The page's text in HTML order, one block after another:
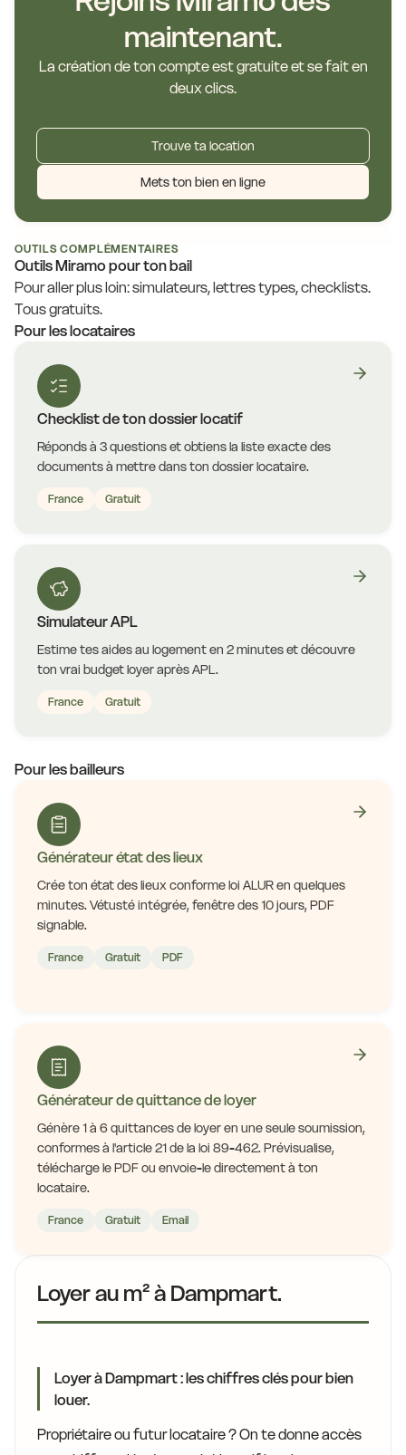
maintenant.
La création de ton compte est gratuite et se fait en
deux clics.
Trouve ta location
Mets ton bien en ligne
OUTILS COMPLÉMENTAIRES
Outils Miramo pour ton bail
Pour aller plus loin: simulateurs, lettres types, checklists.
Tous gratuits.
Pour les locataires
Checklist de ton dossier locatif
Réponds à 3 questions et obtiens la liste exacte des
documents à mettre dans ton dossier locataire.
France Gratuit
Simulateur APL
Estime tes aides au logement en 2 minutes et découvre
ton vrai budget loyer après APL.
France Gratuit
Pour les bailleurs
Générateur état des lieux
Crée ton état des lieux conforme loi ALUR en quelques
minutes. Vétusté intégrée, fenêtre des 10 jours, PDF
signable.
France Gratuit PDF
Générateur de quittance de loyer
Génère 1 à 6 quittances de loyer en une seule soumission,
conformes à l'article 21 de la loi 89-462. Prévisualise,
télécharge le PDF ou envoie-le directement à ton
locataire.
France Gratuit Email
Loyer au m² à Dampmart.
Loyer à Dampmart : les chiffres clés pour bien
louer.
Propriétaire ou futur locataire ? On te donne accès